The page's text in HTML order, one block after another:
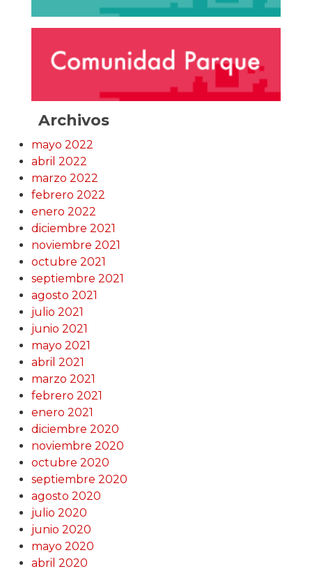
Archivos
mayo 2022
abril 2022
marzo 2022
febrero 2022
enero 2022
diciembre 2021
noviembre 2021
octubre 2021
septiembre 2021
agosto 2021
julio 2021
junio 2021
mayo 2021
abril 2021
marzo 2021
febrero 2021
enero 2021
diciembre 2020
noviembre 2020
octubre 2020
septiembre 2020
agosto 2020
julio 2020
junio 2020
mayo 2020
abril 2020